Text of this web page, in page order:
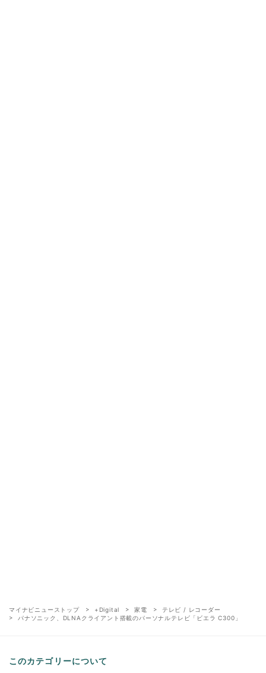
マイナビニューストップ +Digital 家電
テレビ / レコーダー
パナソニック、DLNAクライアント搭載のパーソナルテレビ「ビエラ C300」
このカテゴリーについて